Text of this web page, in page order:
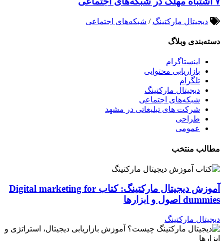
دیجیتال مارکتینگ / شبکه‌های اجتماعی
دسته‌بندی وبلاگ
اینستاگرام
بازاریابی محتوایی
تلگرام
دیجیتال مارکتینگ
شبکه‌های اجتماعی
شرکت های تبلیغاتی در مشهد
طراحی
عمومی
مطالب منتخب
آموزش دیجیتال مارکتینگ: کتاب Digital marketing for
dummies اصول و ابزارها
دیجیتال مارکتینگ